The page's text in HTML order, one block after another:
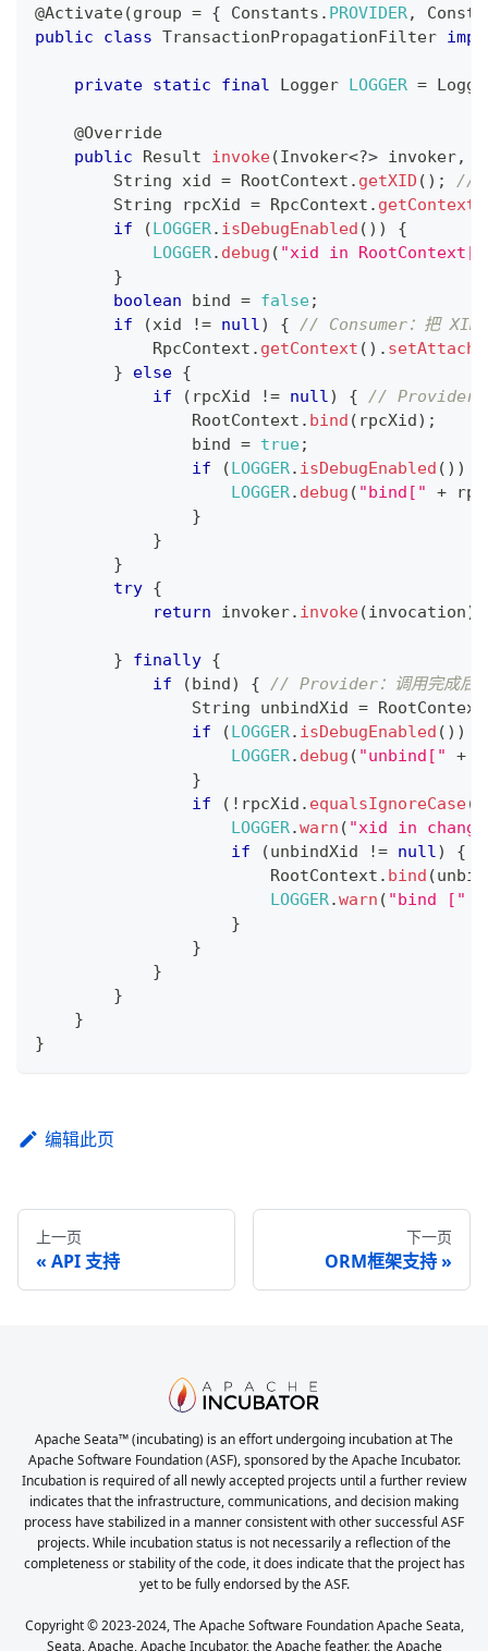
@Activate(group = { Constants . PROVIDER,
public
class TransactionPropagationFilter
private static final Logger LOGGER =
@Override
public
Result invoke(Invoker<?> invoker,
String xid = RootContext . getXID ( ) ;
//
String rpcXid = RpcContext . getContext
if
(LOGGER. isDebugEnabled ( ) )
{
LOGGER. debug ( "xid in RootContext["
}
boolean bind = false;
if
(xid != null) {
// Consumer：把
RpcContext . getContext ( ) .
}
else {
if
( rpcXid != null) {
// Provider：
RootContext . bind ( rpcXid) ;
                bind
= true;
if
(LOGGER. isDebugEnabled ( ) )
LOGGER. debug ( "bind[" +
}
}
}
try {
return invoker. invoke(invocation)
} finally {
if
(bind) {
// Provider：调用完成后
String unbindXid = RootContext
if
(LOGGER. isDebugEnabled ( ) )
LOGGER. debug ( "unbind[" +
}
if
( ! rpcXid . equalsIgnoreCase(
LOGGER.warn ( "xid in
if
(unbindXid != null) {
RootContext . bind (
LOGGER.warn ( "bind ["
}
}
}
}
}
}
编辑此页
上一页
API 支持
下一页
ORM框架支持
Apache Seata™ (incubating) is an effort undergoing incubation at The
Apache Software Foundation (ASF), sponsored by the Apache Incubator.
Incubation is required of all newly accepted projects until a further review
indicates that the infrastructure, communications, and decision making
process have stabilized in a manner consistent with other successful ASF
projects. While incubation status is not necessarily a reflection of the
completeness or stability of the code, it does indicate that the project has
yet to be fully endorsed by the ASF.
Copyright © 2023-2024, The Apache Software Foundation Apache Seata,
Seata, Apache, Apache Incubator, the Apache feather, the Apache